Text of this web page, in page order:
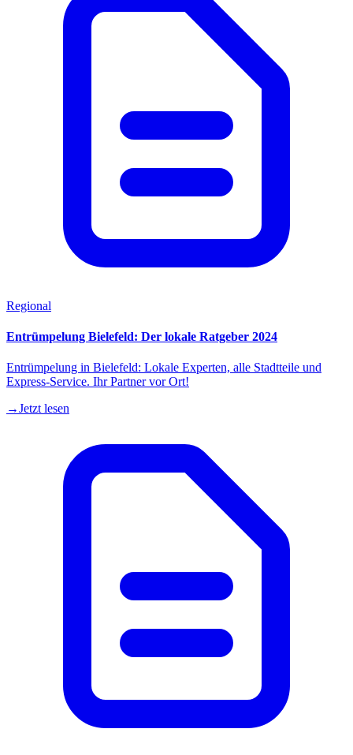
Regional
Entrümpelung Bielefeld: Der lokale Ratgeber 2024
Entrümpelung in Bielefeld: Lokale Experten, alle Stadtteile und
Express-Service. Ihr Partner vor Ort!
→Jetzt lesen